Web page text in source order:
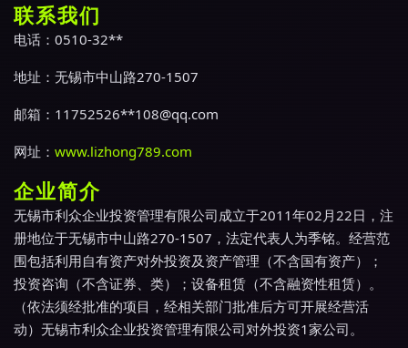
联系我们
电话：0510-32**
地址：无锡市中山路270-1507
邮箱：11752526**108@qq.com
网址： www.lizhong789.com
企业简介
无锡市利众企业投资管理有限公司成立于2011年02月22日，注
册地位于无锡市中山路270-1507，法定代表人为季铭。经营范
围包括利用自有资产对外投资及资产管理（不含国有资产）；
投资咨询（不含证券、类）；设备租赁（不含融资性租赁）。
（依法须经批准的项目，经相关部门批准后方可开展经营活
动）无锡市利众企业投资管理有限公司对外投资1家公司。